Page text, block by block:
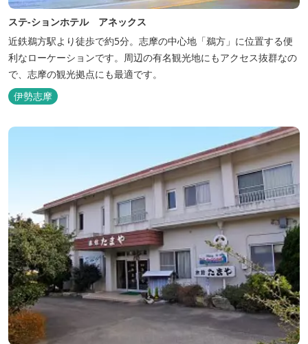
ステ-ションホテル アネックス
近鉄鵜方駅より徒歩で約5分。志摩の中心地「鵜方」に位置する便
利なローケーションです。周辺の有名観光地にもアクセス抜群なの
で、志摩の観光拠点にも最適です。
伊勢志摩